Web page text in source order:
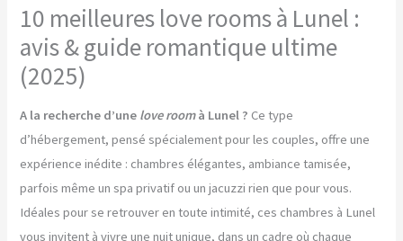
10 meilleures love rooms à Lunel :
avis & guide romantique ultime
(2025)
A la recherche d’une love roomà Lunel ? Ce type
d’hébergement, pensé spécialement pour les couples, offre une
expérience inédite : chambres élégantes, ambiance tamisée,
parfois même un spa privatif ou un jacuzzi rien que pour vous.
Idéales pour se retrouver en toute intimité, ces chambres à Lunel
vous invitent à vivre une nuit unique, dans un cadre où chaque